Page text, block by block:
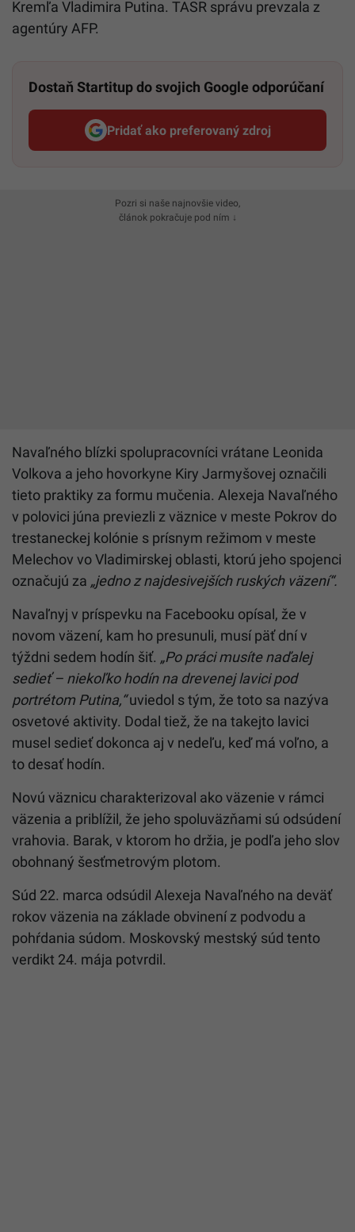
Kremľa Vladimira Putina. TASR správu prevzala z
agentúry AFP.
Dostaň Startitup do svojich Google odporúčaní
Pridať ako preferovaný zdroj
Startitup, odkaz sa otvorí v
Pozri si naše najnovšie video,
článok pokračuje pod ním ↓
Navaľného blízki spolupracovníci vrátane Leonida
Volkova a jeho hovorkyne Kiry Jarmyšovej označili
tieto praktiky za formu mučenia. Alexeja Navaľného
v polovici júna previezli z väznice v meste Pokrov do
trestaneckej kolónie s prísnym režimom v meste
Melechov vo Vladimirskej oblasti, ktorú jeho spojenci
označujú za „jedno z najdesivejších ruských väzení“.
Navaľnyj v príspevku na Facebooku opísal, že v
novom väzení, kam ho presunuli, musí päť dní v
týždni sedem hodín šiť. „Po práci musíte naďalej
sedieť – niekoľko hodín na drevenej lavici pod
portrétom Putina,“uviedol s tým, že toto sa nazýva
osvetové aktivity. Dodal tiež, že na takejto lavici
musel sedieť dokonca aj v nedeľu, keď má voľno, a
to desať hodín.
Novú väznicu charakterizoval ako väzenie v rámci
väzenia a priblížil, že jeho spoluväzňami sú odsúdení
vrahovia. Barak, v ktorom ho držia, je podľa jeho slov
obohnaný šesťmetrovým plotom.
Súd 22. marca odsúdil Alexeja Navaľného na deväť
rokov väzenia na základe obvinení z podvodu a
pohŕdania súdom. Moskovský mestský súd tento
verdikt 24. mája potvrdil.